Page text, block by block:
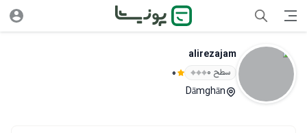
alirezajam
سطح ۰ 0
Dāmghān